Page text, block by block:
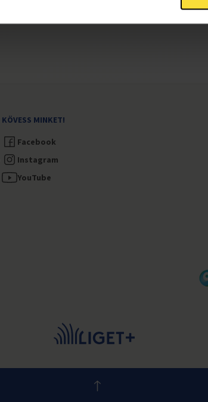
KÖVESS MINKET!
Facebook
Instagram
YouTube